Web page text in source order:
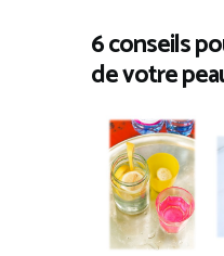
6 conseils
de votre